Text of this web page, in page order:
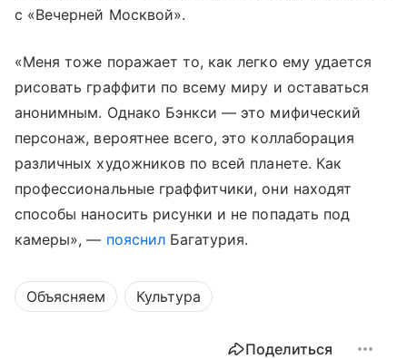
с «Вечерней Москвой».
«Меня тоже поражает то, как легко ему удается
рисовать граффити по всему миру и оставаться
анонимным. Однако Бэнкси — это мифический
персонаж, вероятнее всего, это коллаборация
различных художников по всей планете. Как
профессиональные граффитчики, они находят
способы наносить рисунки и не попадать под
камеры», — пояснилБагатурия.
Объясняем Культура
Поделиться